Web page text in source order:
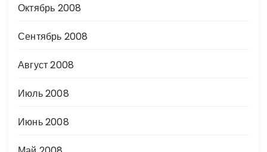
Октябрь 2008
Сентябрь 2008
Август 2008
Июль 2008
Июнь 2008